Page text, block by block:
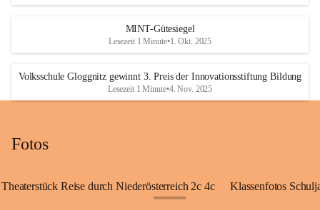
MINT-Gütesiegel
Lesezeit 1 Minute•1. Okt. 2025
Volksschule Gloggnitz gewinnt 3. Preis der Innovationsstiftung Bildung
Lesezeit 1 Minute•4. Nov. 2025
Fotos
Theaterstück Reise durch Niederösterreich 2c 4c Klassenfotos